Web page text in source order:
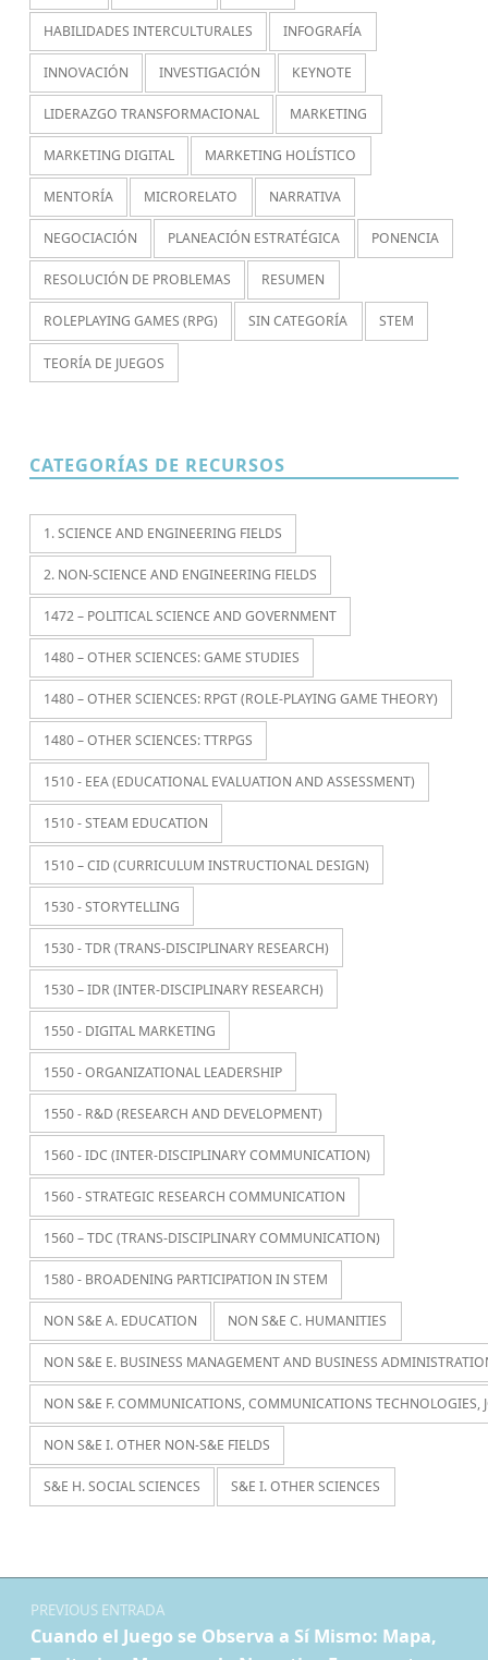
HABILIDADES INTERCULTURALES INFOGRAFÍA
INNOVACIÓN INVESTIGACIÓN KEYNOTE
LIDERAZGO TRANSFORMACIONAL MARKETING
MARKETING DIGITAL MARKETING HOLÍSTICO
MENTORÍA MICRORELATO NARRATIVA
NEGOCIACIÓN PLANEACIÓN ESTRATÉGICA PONENCIA
RESOLUCIÓN DE PROBLEMAS RESUMEN
ROLEPLAYING GAMES (RPG) SIN CATEGORÍA STEM
TEORÍA DE JUEGOS
CATEGORÍAS DE RECURSOS
1. SCIENCE AND ENGINEERING FIELDS
2. NON-SCIENCE AND ENGINEERING FIELDS
1472 – POLITICAL SCIENCE AND GOVERNMENT
1480 – OTHER SCIENCES: GAME STUDIES
1480 – OTHER SCIENCES: RPGT (ROLE-PLAYING GAME THEORY)
1480 – OTHER SCIENCES: TTRPGS
1510 - EEA (EDUCATIONAL EVALUATION AND ASSESSMENT)
1510 - STEAM EDUCATION
1510 – CID (CURRICULUM INSTRUCTIONAL DESIGN)
1530 - STORYTELLING
1530 - TDR (TRANS-DISCIPLINARY RESEARCH)
1530 – IDR (INTER-DISCIPLINARY RESEARCH)
1550 - DIGITAL MARKETING
1550 - ORGANIZATIONAL LEADERSHIP
1550 - R&D (RESEARCH AND DEVELOPMENT)
1560 - IDC (INTER-DISCIPLINARY COMMUNICATION)
1560 - STRATEGIC RESEARCH COMMUNICATION
1560 – TDC (TRANS-DISCIPLINARY COMMUNICATION)
1580 - BROADENING PARTICIPATION IN STEM
NON S&E A. EDUCATION NON S&E C. HUMANITIES
NON S&E E. BUSINESS MANAGEMENT AND BUSINESS
NON S&E F. COMMUNICATIONS, COMMUNICATIONS TECHNOLOGIES,
NON S&E I. OTHER NON-S&E FIELDS
S&E H. SOCIAL SCIENCES S&E I. OTHER SCIENCES
Navegación de entradas
PREVIOUS ENTRADA
Cuando el Juego se Observa a Sí Mismo: Mapa,